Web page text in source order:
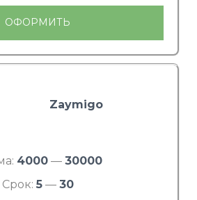
ОФОРМИТЬ
Zaymigo
4000— 30000
Срок: 5— 30